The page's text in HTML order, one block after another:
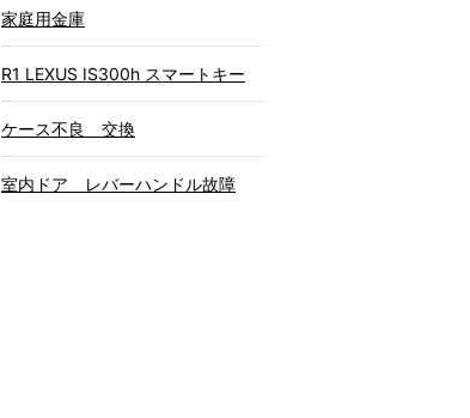
家庭用金庫
R1 LEXUS IS300h スマートキー
ケース不良 交換
室内ドア レバーハンドル故障